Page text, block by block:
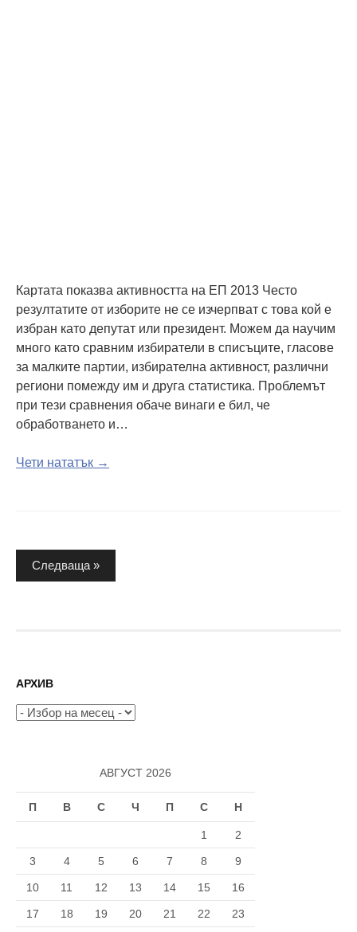
Картата показва активността на ЕП 2013 Често
резултатите от изборите не се изчерпват с това кой е
избран като депутат или президент. Можем да научим
много като сравним избиратели в списъците, гласове
за малките партии, избирателна активност, различни
региони помежду им и друга статистика. Проблемът
при тези сравнения обаче винаги е бил, че
обработването и…
Чети нататък →
Разделяне
на
Следваща »
АРХИВ
Архив
АВГУСТ 2026
П В С Ч П С Н
1 2
3 4 5 6 7 8 9
10 11 12 13 14 15 16
17 18 19 20 21 22 23